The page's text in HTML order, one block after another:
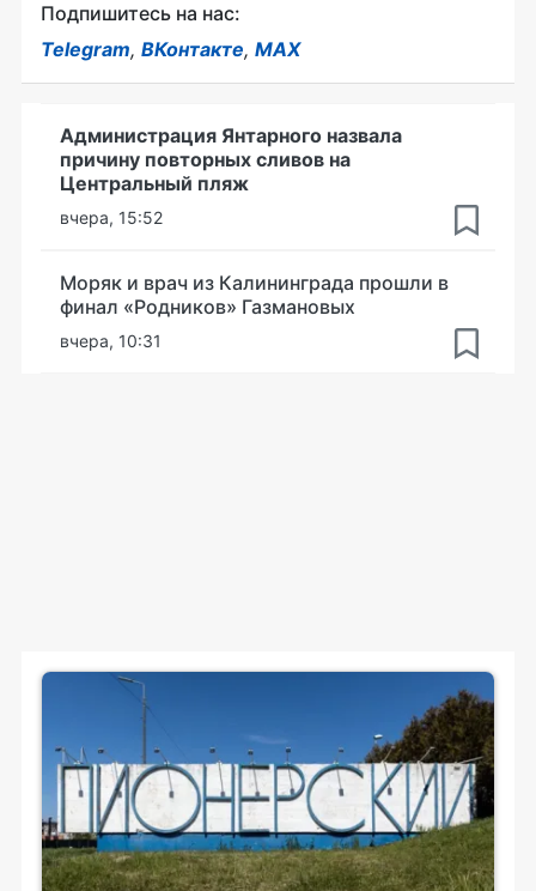
Подпишитесь на нас:
Telegram, ВКонтакте, MAX
Администрация Янтарного назвала
причину повторных сливов на
Центральный пляж
вчера, 15:52
Моряк и врач из Калининграда прошли в
финал «Родников» Газмановых
вчера, 10:31